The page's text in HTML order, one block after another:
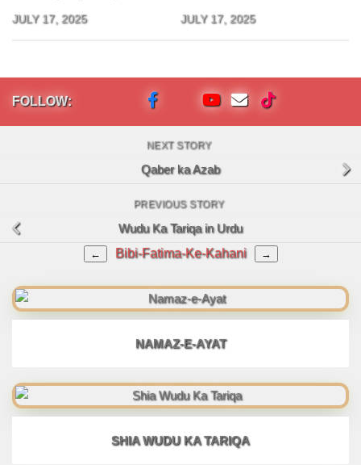
JULY 17, 2025 JULY 17, 2025
FOLLOW:
NEXT STORY
Qaber ka Azab
PREVIOUS STORY
Wudu Ka Tariqa in Urdu
← Bibi-Fatima-Ke-Kahani →
NAMAZ-E-AYAT
SHIA WUDU KA TARIQA